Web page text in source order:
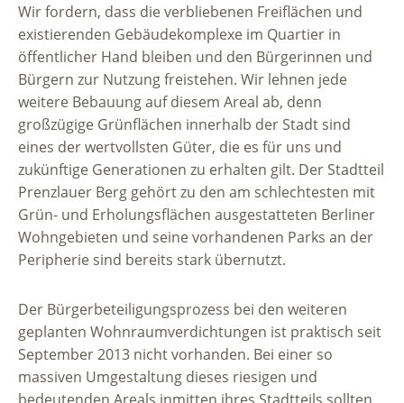
Wir fordern, dass die verbliebenen Freiflächen und
existierenden Gebäudekomplexe im Quartier in
öffentlicher Hand bleiben und den Bürgerinnen und
Bürgern zur Nutzung freistehen. Wir lehnen jede
weitere Bebauung auf diesem Areal ab, denn
großzügige Grünflächen innerhalb der Stadt sind
eines der wertvollsten Güter, die es für uns und
zukünftige Generationen zu erhalten gilt. Der Stadtteil
Prenzlauer Berg gehört zu den am schlechtesten mit
Grün- und Erholungsflächen ausgestatteten Berliner
Wohngebieten und seine vorhandenen Parks an der
Peripherie sind bereits stark übernutzt.
Der Bürgerbeteiligungsprozess bei den weiteren
geplanten Wohnraumverdichtungen ist praktisch seit
September 2013 nicht vorhanden. Bei einer so
massiven Umgestaltung dieses riesigen und